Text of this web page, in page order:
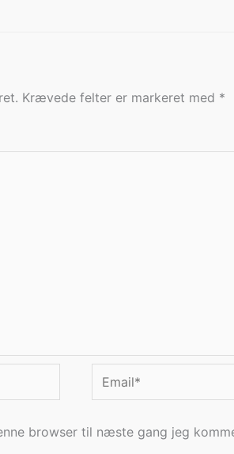
Krævede felter er markeret med *
Email*
browser til næste gang jeg